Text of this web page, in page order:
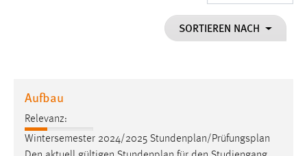
SORTIEREN NACH
Aufbau
Relevanz:
Wintersemester 2024/2025 Stundenplan/ Prüfungsplan
Name:
staticfilecache